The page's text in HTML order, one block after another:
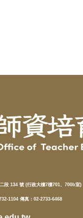
段 134 號 (行政大樓7樓701、700b室)
1104 傳真：02-2733-6468